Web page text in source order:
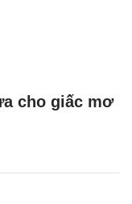
cho giấc mơ